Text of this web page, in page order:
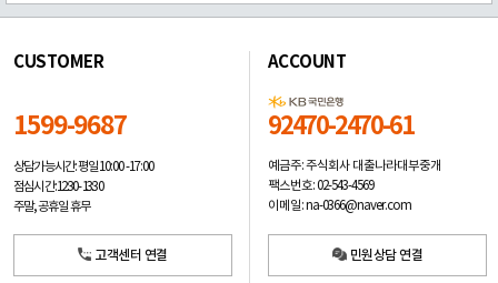
CUSTOMER
1599-9687
상담가능시간: 평일10:00 -17:00
점심시간: 12:30 - 13:30
주말, 공휴일 휴무
고객센터 연결
ACCOUNT
92470-2470-61
예금주: 주식회사 대출나라대부중개
팩스번호: 02-543-4569
이메일: na-0366@naver.com
민원상담 연결